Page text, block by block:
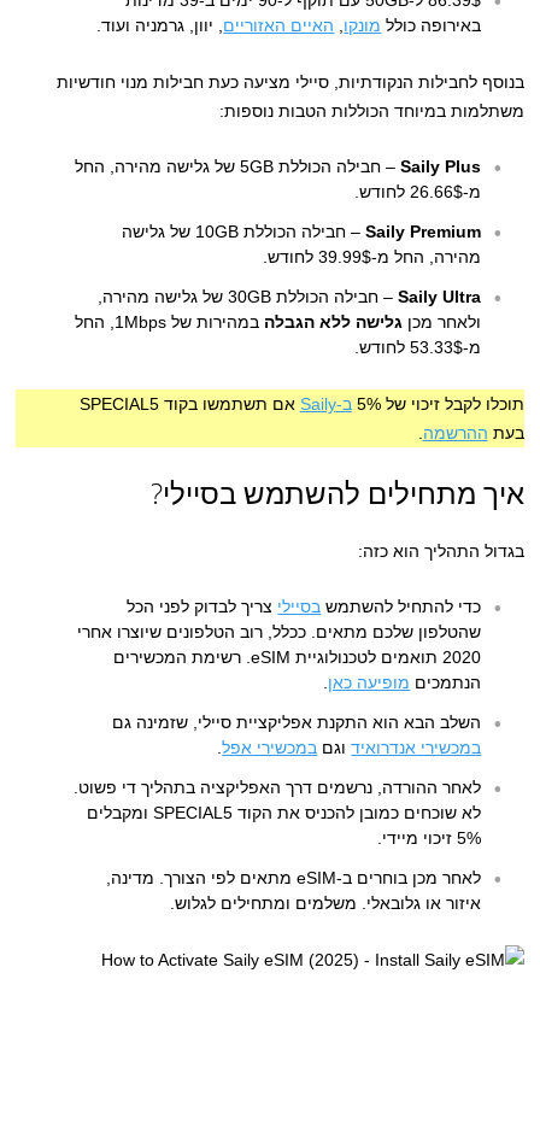
באירופה כולל מונקו האיים האזוריים , יוון, גרמניה ועוד.
בנוסף לחבילות הנקודתיות, סיילי מציעה כעת חבילות מנוי חודשיות
משתלמות במיוחד הכוללות הטבות נוספות:
Saily Plus
– חבילה הכוללת 5GB של גלישה מהירה, החל
מ-26.66$ לחודש.
Saily Premium
– חבילה הכוללת 10GB של גלישה
מהירה, החל מ-39.99$ לחודש.
Saily Ultra
– חבילה הכוללת 30GB של גלישה מהירה,
ולאחר מכן גלישה ללא הגבלה
במהירות של 1Mbps, החל
מ-53.33$ לחודש.
תוכלו לקבל זיכוי של 5% ב-Saily
אם תשתמשו בקוד SPECIAL5
בעת ההרשמה
איך מתחילים להשתמש בסיילי?
בגדול התהליך הוא כזה:
כדי להתחיל להשתמש בסיילי צריך לבדוק לפני הכל
שהטלפון שלכם מתאים. ככלל, רוב הטלפונים שיוצרו אחרי
2020 תואמים לטכנולוגיית eSIM. רשימת המכשירים
הנתמכים מופיעה כאן
השלב הבא הוא התקנת אפליקציית סיילי, שזמינה גם
במכשירי אנדרואידוגם במכשירי אפל.
לאחר ההורדה, נרשמים דרך האפליקציה בתהליך די פשוט.
לא שוכחים כמובן להכניס את הקוד SPECIAL5 ומקבלים
5% זיכוי מיידי.
לאחר מכן בוחרים ב-eSIM מתאים לפי הצורך. מדינה,
איזור או גלובאלי. משלמים ומתחילים לגלוש.